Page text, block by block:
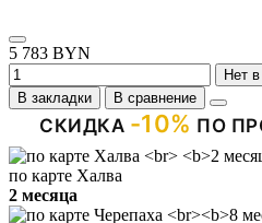
5 783 BYN
Нет
В закладки
В сравнение
СКИДКА -10% ПО
по карте Халва
2 месяца